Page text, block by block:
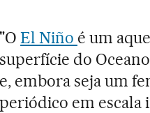
"OEl Niño é um
superfície do
e, embora seja um
periódico em escala